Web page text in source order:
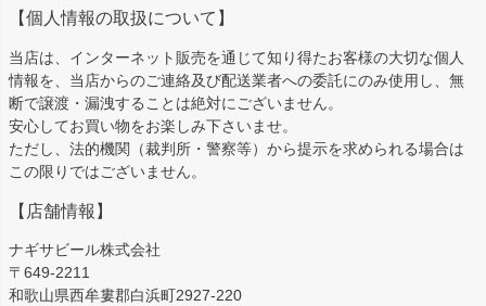
【個人情報の取扱について】
当店は、インターネット販売を通じて知り得たお客様の大切な個人
情報を、当店からのご連絡及び配送業者への委託にのみ使用し、無
断で譲渡・漏洩することは絶対にございません。
安心してお買い物をお楽しみ下さいませ。
ただし、法的機関（裁判所・警察等）から提示を求められる場合は
この限りではございません。
【店舗情報】
ナギサビール株式会社
〒649-2211
和歌山県西牟婁郡白浜町2927-220